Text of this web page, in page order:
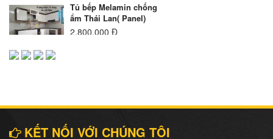
Tủ bếp Melamin chống
ẩm Thái Lan( Panel)
2.800.000 Đ
Đặt mua
KẾT NỐI VỚI CHÚNG TÔI